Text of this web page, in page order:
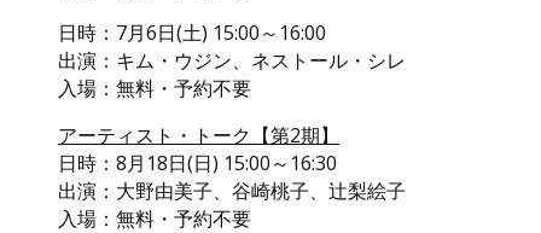
日時：7月6日(土) 15:00～16:00
出演：キム・ウジン、ネストール・シレ
入場：無料・予約不要
アーティスト・トーク【第2期】
日時：8月18日(日) 15:00～16:30
出演：大野由美子、谷崎桃子、辻梨絵子
入場：無料・予約不要